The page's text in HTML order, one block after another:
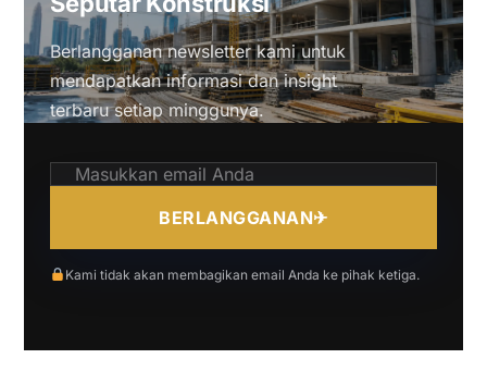
Berlangganan newsletter kami untuk
mendapatkan informasi dan insight
terbaru setiap minggunya.
BERLANGGANAN✈
Kami tidak akan membagikan email Anda ke pihak ketiga.